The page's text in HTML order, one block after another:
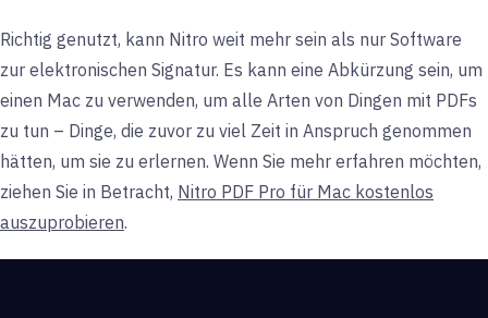
Richtig genutzt, kann Nitro weit mehr sein als nur Software
zur elektronischen Signatur. Es kann eine Abkürzung sein, um
einen Mac zu verwenden, um alle Arten von Dingen mit PDFs
zu tun – Dinge, die zuvor zu viel Zeit in Anspruch genommen
hätten, um sie zu erlernen. Wenn Sie mehr erfahren möchten,
ziehen Sie in Betracht, Nitro PDF Pro für Mac kostenlos
auszuprobieren.